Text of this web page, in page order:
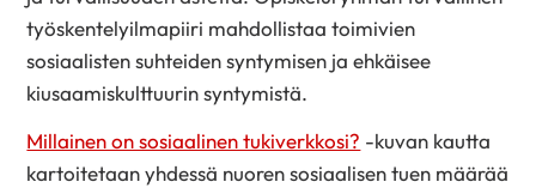
työskentelyilmapiiri mahdollistaa toimivien
sosiaalisten suhteiden syntymisen ja ehkäisee
kiusaamiskulttuurin syntymistä.
Millainen on sosiaalinen tukiverkkosi? -kuvan kautta
kartoitetaan yhdessä nuoren sosiaalisen tuen määrää